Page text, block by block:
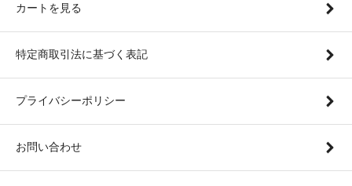
カートを見る
特定商取引法に基づく表記
プライバシーポリシー
お問い合わせ